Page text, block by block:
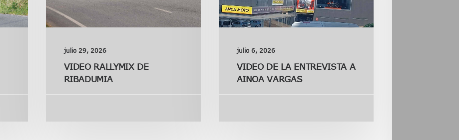
julio 29, 2026
VIDEO RALLYMIX DE
RIBADUMIA
julio 6, 2026
VIDEO DE LA ENTREVISTA A
AINOA VARGAS